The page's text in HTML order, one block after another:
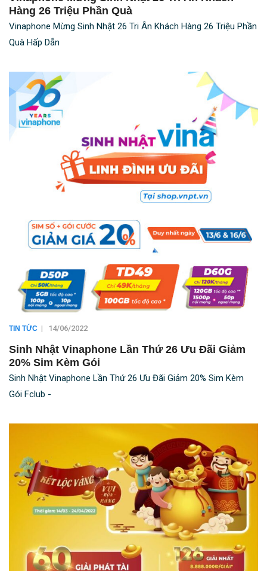
Hàng 26 Triệu Phần Quà
Vinaphone Mừng Sinh Nhật 26 Tri Ân Khách Hàng 26 Triệu Phần
Quà Hấp Dẫn
TIN TỨC | 14/06/2022
Sinh Nhật Vinaphone Lần Thứ 26 Ưu Đãi Giảm
20% Sim Kèm Gói
Sinh Nhật Vinaphone Lần Thứ 26 Ưu Đãi Giảm 20% Sim Kèm
Gói Fclub -